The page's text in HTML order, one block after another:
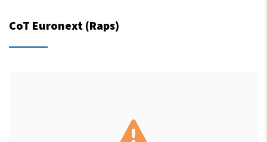
CoT Euronext (Raps)